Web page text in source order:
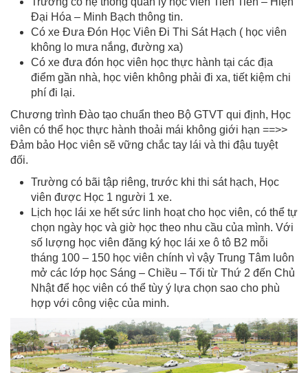
Đại Hóa – Minh Bạch thông tin.
Có xe Đưa Đón Học Viên Đi Thi Sát Hạch ( học viên
không lo mưa nắng, đường xa)
Có xe đưa đón học viên học thực hành tại các địa
điểm gần nhà, học viên không phải đi xa, tiết kiệm chi
phí đi lại.
Chương trình Đào tạo chuẩn theo Bộ GTVT qui định, Học
viên có thể học thực hành thoải mái không giới hạn ==>>
Đảm bảo Học viên sẽ vững chắc tay lái và thi đậu tuyệt
đối.
Trường có bãi tập riêng, trước khi thi sát hạch, Học
viên được Học 1 người 1 xe.
Lịch học lái xe hết sức linh hoạt cho học viên, có thể tự
chọn ngày học và giờ học theo nhu cầu của mình. Với
số lượng học viên đăng ký học lái xe ô tô B2 mỗi
tháng 100 – 150 học viên chính vì vậy Trung Tâm luôn
mở các lớp học Sáng – Chiều – Tối từ Thứ 2 đến Chủ
Nhật để học viên có thể tùy ý lựa chọn sao cho phù
hợp với công việc của minh.